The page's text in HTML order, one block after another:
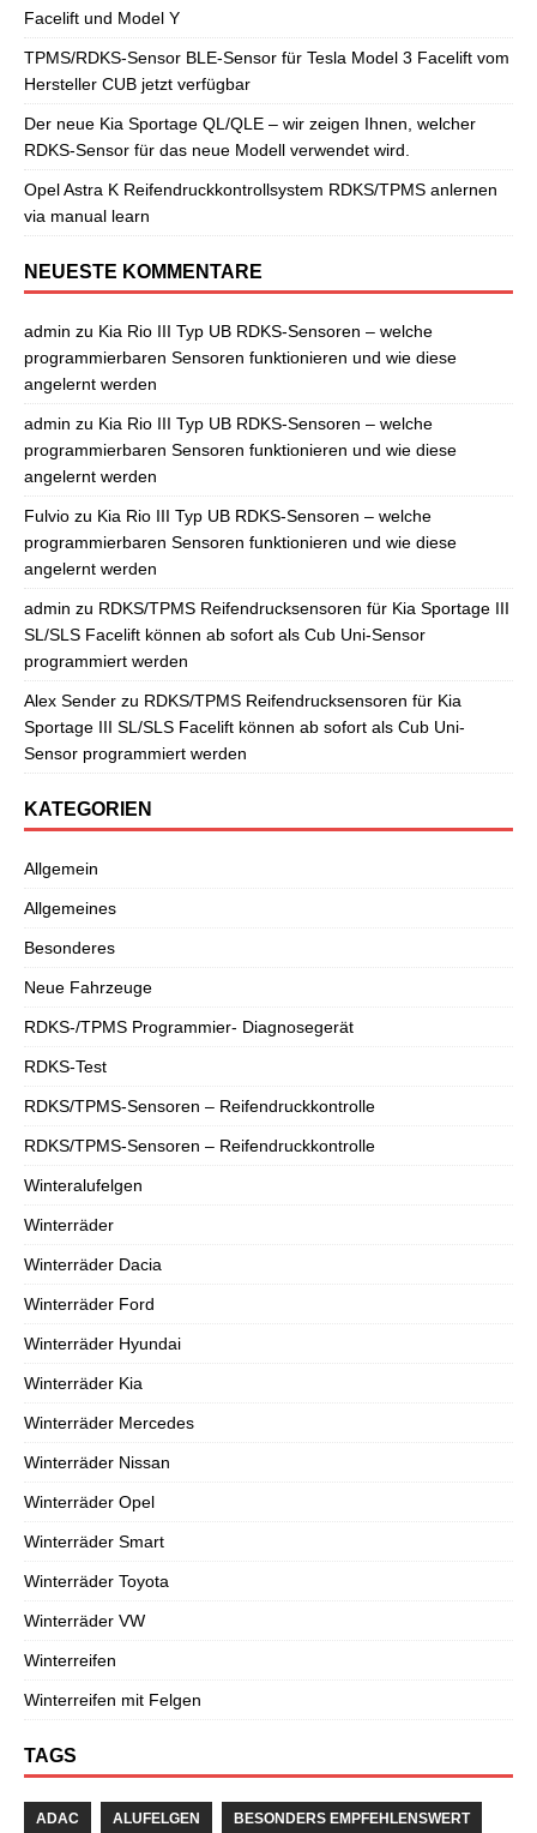
Facelift und Model Y
TPMS/RDKS-Sensor BLE-Sensor für Tesla Model 3 Facelift vom
Hersteller CUB jetzt verfügbar
Der neue Kia Sportage QL/QLE – wir zeigen Ihnen, welcher
RDKS-Sensor für das neue Modell verwendet wird.
Opel Astra K Reifendruckkontrollsystem RDKS/TPMS anlernen
via manual learn
NEUESTE KOMMENTARE
admin zu Kia Rio III Typ UB RDKS-Sensoren – welche
programmierbaren Sensoren funktionieren und wie diese
angelernt werden
admin zu Kia Rio III Typ UB RDKS-Sensoren – welche
programmierbaren Sensoren funktionieren und wie diese
angelernt werden
Fulvio zu Kia Rio III Typ UB RDKS-Sensoren – welche
programmierbaren Sensoren funktionieren und wie diese
angelernt werden
admin zu RDKS/TPMS Reifendrucksensoren für Kia Sportage III
SL/SLS Facelift können ab sofort als Cub Uni-Sensor
programmiert werden
Alex Sender zu RDKS/TPMS Reifendrucksensoren für Kia
Sportage III SL/SLS Facelift können ab sofort als Cub Uni-
Sensor programmiert werden
KATEGORIEN
Allgemein
Allgemeines
Besonderes
Neue Fahrzeuge
RDKS-/TPMS Programmier- Diagnosegerät
RDKS-Test
RDKS/TPMS-Sensoren – Reifendruckkontrolle
RDKS/TPMS-Sensoren – Reifendruckkontrolle
Winteralufelgen
Winterräder
Winterräder Dacia
Winterräder Ford
Winterräder Hyundai
Winterräder Kia
Winterräder Mercedes
Winterräder Nissan
Winterräder Opel
Winterräder Smart
Winterräder Toyota
Winterräder VW
Winterreifen
Winterreifen mit Felgen
TAGS
ADAC ALUFELGEN BESONDERS EMPFEHLENSWERT